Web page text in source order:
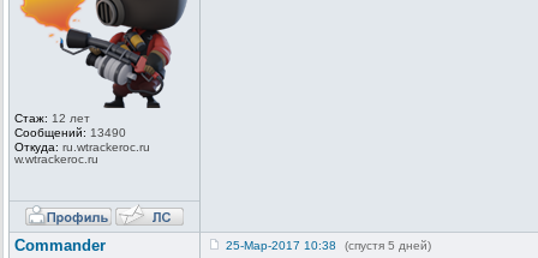
Стаж: 12 лет
Сообщений: 13490
Откуда: ru.wtrackeroc.ru
w.wtrackeroc .ru
Commander 25-Мар-2017 10:38 (спустя 5 дней)